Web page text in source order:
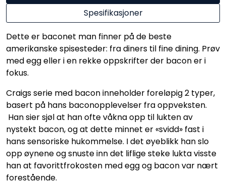
Spesifikasjoner
Dette er baconet man finner på de beste
amerikanske spisesteder: fra diners til fine dining. Prøv
med egg eller i en rekke oppskrifter der bacon er i
fokus.
Craigs serie med bacon inneholder foreløpig 2 typer,
basert på hans baconopplevelser fra oppveksten.
Han sier sjøl at han ofte våkna opp til lukten av
nystekt bacon, og at dette minnet er «svidd» fast i
hans sensoriske hukommelse. I det øyeblikk han slo
opp øynene og snuste inn det liflige steke lukta visste
han at favorittfrokosten med egg og bacon var nært
forestående.